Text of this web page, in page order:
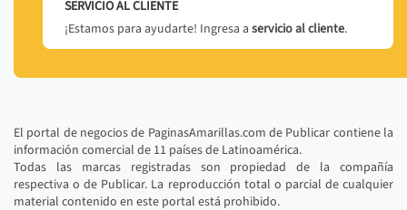
SERVICIO AL CLIENTE
¡Estamos para ayudarte! Ingresa a servicio al cliente.
El portal de negocios de PaginasAmarillas.com de Publicar contiene la
información comercial de 11 países de Latinoamérica.
Todas las marcas registradas son propiedad de la compañía
respectiva o de Publicar. La reproducción total o parcial de cualquier
material contenido en este portal está prohibido.